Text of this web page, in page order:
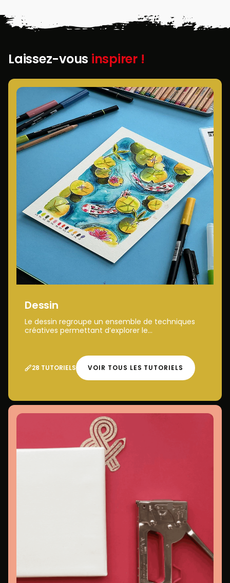
Laissez-vous inspirer !
Dessin
Le dessin regroupe un ensemble de techniques
créatives permettant d’explorer le...
28 TUTORIELS VOIR TOUS LES TUTORIELS